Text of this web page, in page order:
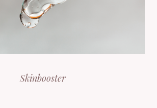
Skinbooster